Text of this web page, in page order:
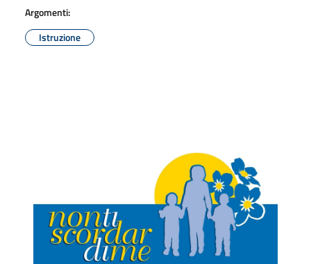
Argomenti:
Istruzione